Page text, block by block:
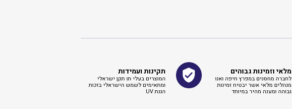
מלאי וזמינות גבוהים
לחברה מחסנים במפרץ חיפה ואנו
מנהלים מלאי אשר יבטיח זמינות
גבוהה ומענה מהיר במיוחד
תקינות ועמידות
המוצרים בעלי תו תקן ישראלי
ומתאימים לשמש הישראלי בזכות
הגנת UV